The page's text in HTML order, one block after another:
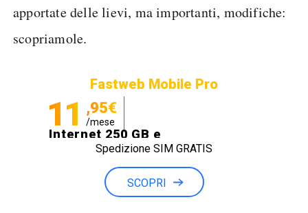
apportate delle lievi, ma importanti, modifiche:
scopriamole.
Fastweb Mobile Pro
11 ,95€
/mese
Internet 250 GB e
Minuti illimitati
Spedizione SIM GRATIS
SCOPRI